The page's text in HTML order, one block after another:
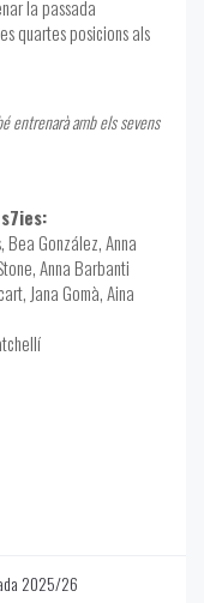
la passada
quartes posicions als
entrenarà amb els sevens
Bea González, Anna
Anna Barbanti
Jana Gomà, Aina
2025/26